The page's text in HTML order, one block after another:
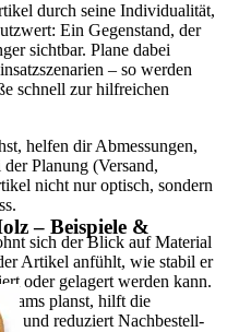
durch seine Individualität,
Ein Gegenstand, der
sichtbar. Plane dabei
– so werden
schnell zur hilfreichen
helfen dir Abmessungen,
Planung (Versand,
nicht nur optisch, sondern
sich der Blick auf Material
Artikel anfühlt, wie stabil er
oder gelagert werden kann.
planst, hilft die
und reduziert Nachbestell-
– Beispiele &